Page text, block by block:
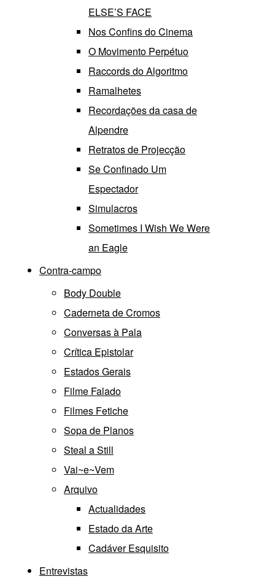
ELSE’S FACE
Nos Confins do Cinema
O Movimento Perpétuo
Raccords do Algoritmo
Ramalhetes
Recordações da casa de
Alpendre
Retratos de Projecção
Se Confinado Um
Espectador
Simulacros
Sometimes I Wish We Were
an Eagle
Contra-campo
Body Double
Caderneta de Cromos
Conversas à Pala
Crítica Epistolar
Estados Gerais
Filme Falado
Filmes Fetiche
Sopa de Planos
Steal a Still
Vai~e~Vem
Arquivo
Actualidades
Estado da Arte
Cadáver Esquisito
Entrevistas